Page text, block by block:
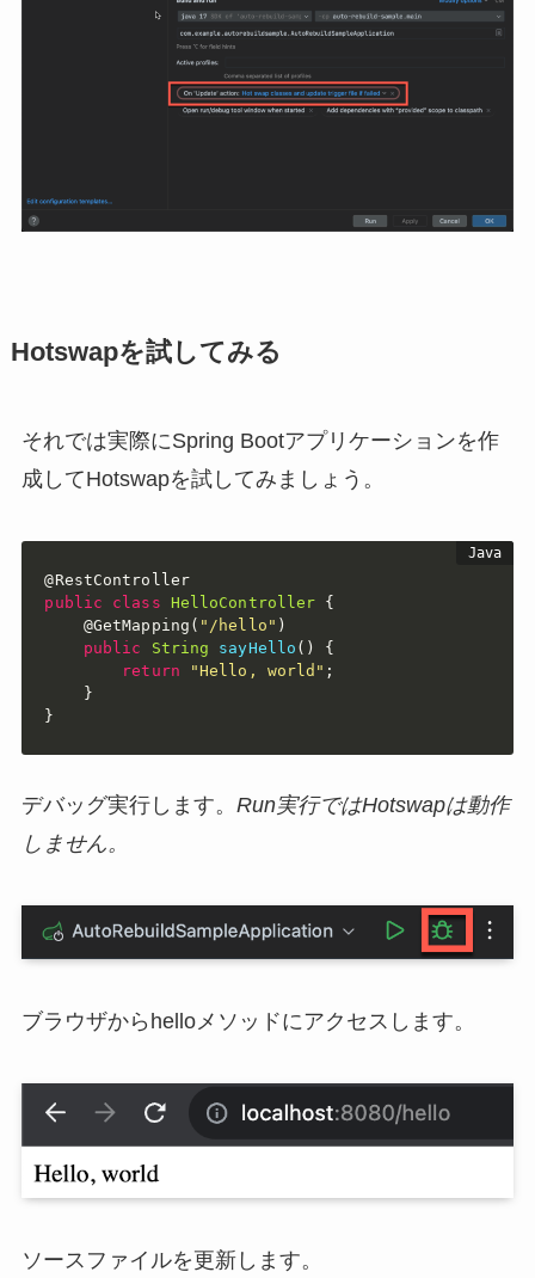
Hotswapを試してみる
それでは実際にSpring Bootアプリケーションを作
成してHotswapを試してみましょう。
@RestController
public
class HelloController {
@GetMapping ( "/hello" )
public
String sayHello ( )
{
return
"Hello, world" ;
}
}
デバッグ実行します。 Run実行ではHotswapは動作
しません。
ブラウザからhelloメソッドにアクセスします。
ソースファイルを更新します。